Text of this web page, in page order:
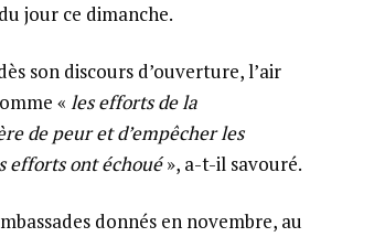
jour ce dimanche.
son discours d’ouverture, l’air
« les efforts de la
de peur et d’empêcher les
efforts ont échoué», a-t-il savouré.
donnés en novembre, au